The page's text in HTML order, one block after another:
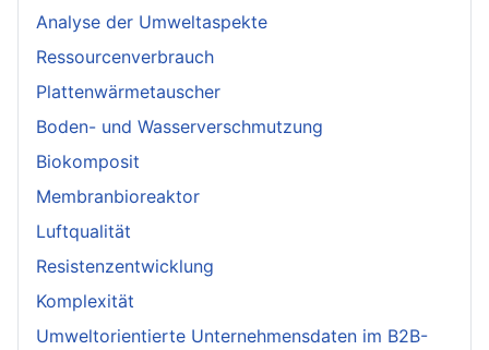
Analyse der Umweltaspekte
Ressourcenverbrauch
Plattenwärmetauscher
Boden- und Wasserverschmutzung
Biokomposit
Membranbioreaktor
Luftqualität
Resistenzentwicklung
Komplexität
Umweltorientierte Unternehmensdaten im B2B-